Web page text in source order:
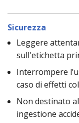
Sicurezza
Leggere
sull'etichetta
Interrompere
caso di effetti
Non destinato
ingestione